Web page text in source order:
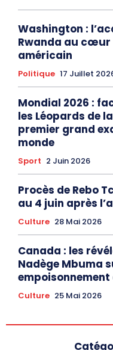
Washington :
Rwanda au cœur
américain
Politique 17 Juillet
Mondial 2026 :
les Léopards de
premier grand
monde
Sport 2 Juin 2026
Procès de Rebo
au 4 juin après
Culture 28 Mai 2026
Canada : les
Nadège Mbuma
empoisonnement
Culture 25 Mai 2026